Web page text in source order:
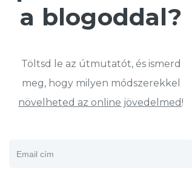
a blogoddal?
Töltsd le az útmutatót, és ismerd
meg, hogy milyen módszerekkel
növelheted az online jövedelmed!